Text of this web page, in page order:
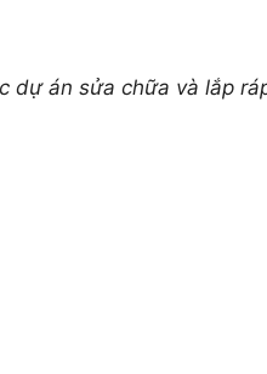
dự án sửa chữa và lắp